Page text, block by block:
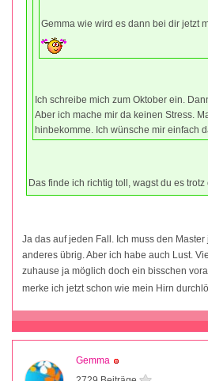
Gemma wie wird es dann bei dir jetzt
Ich schreibe mich zum Oktober ein.
Aber ich mache mir da keinen Stress.
hinbekomme. Ich wünsche mir einfach
Das finde ich richtig toll, wagst du es trotz
Ja das auf jeden Fall. Ich muss den
anderes übrig. Aber ich habe auch Lust.
zuhause ja möglich doch ein bisschen
merke ich jetzt schon wie mein Hirn
Gemma